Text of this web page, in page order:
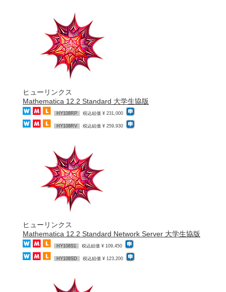
ヒューリンクス
Mathematica 12.2 Standard 大学生協版
HY108RP 税込組価 ¥ 231,000
HY108RV 税込組価 ¥ 259,930
ヒューリンクス
Mathematica 12.2 Standard Network Server 大学生協版
HY108S1 税込組価 ¥ 109,450
HY108SD 税込組価 ¥ 123,200